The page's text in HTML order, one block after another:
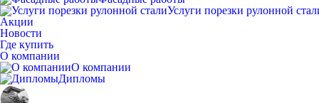
Услуги порезки рулонной
Акции
Новости
Где купить
О компании
О компании
Дипломы